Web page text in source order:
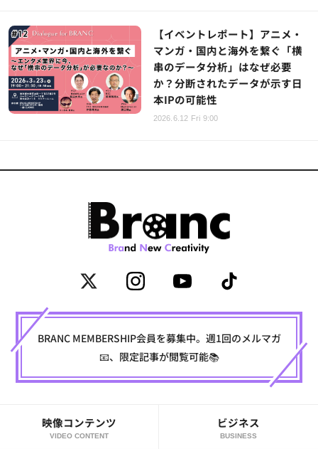
【イベントレポート】アニメ・
マンガ・国内と海外を繋ぐ「横
串のデータ分析」はなぜ必要
か？分断されたデータが示す日
本IPの可能性
2026.6.12 Fri 9:00
BRANC MEMBERSHIP会員を募集中。週1回のメルマガ
📧、限定記事が閲覧可能📚
映像コンテンツ
VIDEO CONTENT
ビジネス
BUSINESS